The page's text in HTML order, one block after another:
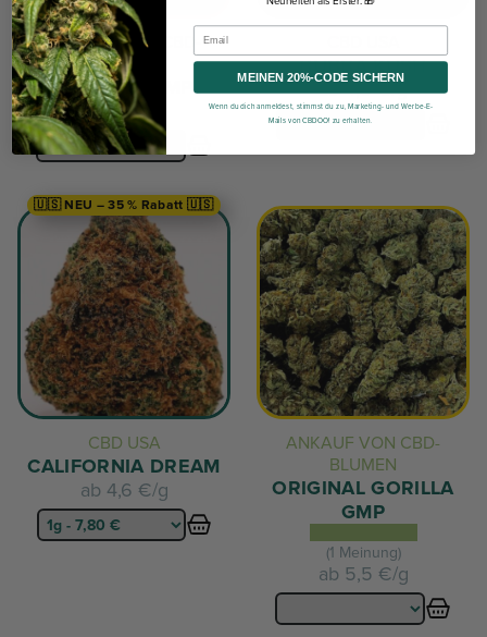
ANKAUF VON CBD-
BLUMEN
AMNESIA GMP
ab5,5 €/g
BUBBA KUSH
ab4,9 €/g
🇺🇸 NEU – 35 % Rabatt 🇺🇸
CBD USA
CALIFORNIA DREAM
ab 4,6 €/g
ANKAUF VON CBD-
BLUMEN
ORIGINAL GORILLA
GMP
(1 Meinung)
ab 5,5 €/g
MEINEN 20%-CODE SICHERN
Wenn du dich anmeldest, stimmst du zu, Marketing- und Werbe-E-
Mails von CBDOO! zu erhalten.